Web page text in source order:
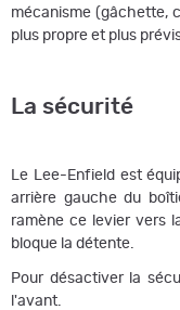
mécanisme (gâchette,
plus propre et plus
La sécurité
Le Lee-Enfield est
arrière gauche du
ramène ce levier vers
bloque la détente.
Pour désactiver la
l'avant.